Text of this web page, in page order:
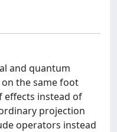
and quantum
the same foot
effects instead of
projection
operators instead